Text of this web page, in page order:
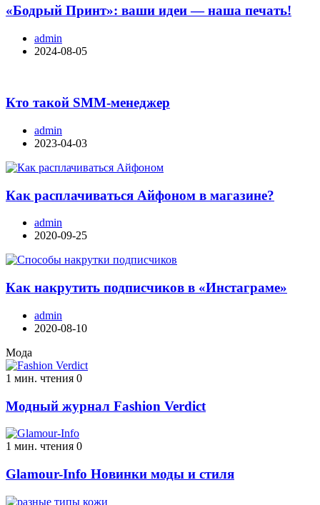
«Бодрый Принт»: ваши идеи — наша печать!
admin
2024-08-05
Кто такой SMM-менеджер
admin
2023-04-03
Как расплачиваться Айфоном в магазине?
admin
2020-09-25
Как накрутить подписчиков в «Инстаграме»
admin
2020-08-10
Мода
1 мин. чтения 0
Модный журнал Fashion Verdict
1 мин. чтения 0
Glamour-Info Новинки моды и стиля